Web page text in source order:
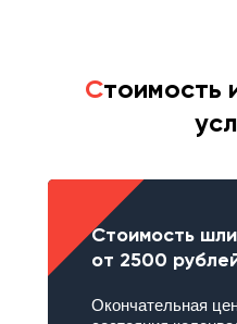
Стоимость
Окончательная
Стоимость
от 2500